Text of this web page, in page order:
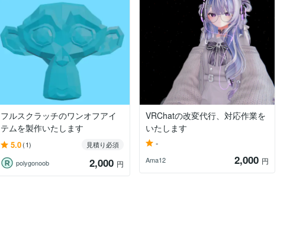
フルスクラッチのワンオフアイ
テムを製作いたします
5.0(1)
見積り必須
polygonoob
2,000 円
VRChatの改変代行、対応作業を
いたします
-
Ama12 2,000 円